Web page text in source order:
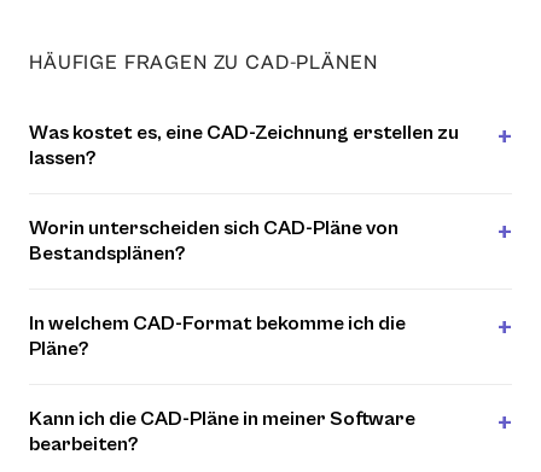
HÄUFIGE FRAGEN ZU CAD-PLÄNEN
Was kostet es, eine CAD-Zeichnung erstellen zu
lassen?
Worin unterscheiden sich CAD-Pläne von
Bestandsplänen?
In welchem CAD-Format bekomme ich die
Pläne?
Kann ich die CAD-Pläne in meiner Software
bearbeiten?